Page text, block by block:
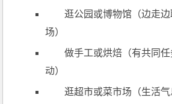
逛公园或博物馆（边走
场）
做手工或烘焙（有共同
动）
逛超市或菜市场（生活